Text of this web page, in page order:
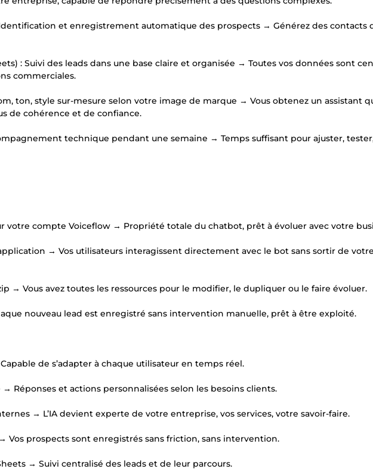
et enregistrement automatique des prospects → Générez des contacts
: Suivi des leads dans une base claire et organisée → Toutes vos données sont
commerciales.
ton, style sur-mesure selon votre image de marque → Vous obtenez un assistant
de cohérence et de confiance.
technique pendant une semaine → Temps suffisant pour ajuster,
votre compte Voiceflow → Propriété totale du chatbot, prêt à évoluer avec votre
→ Vos utilisateurs interagissent directement avec le bot sans sortir de votre
→ Vous avez toutes les ressources pour le modifier, le dupliquer ou le faire évoluer.
nouveau lead est enregistré sans intervention manuelle, prêt à être exploité.
de s’adapter à chaque utilisateur en temps réel.
Réponses et actions personnalisées selon les besoins clients.
→ L’IA devient experte de votre entreprise, vos services, votre savoir-faire.
Vos prospects sont enregistrés sans friction, sans intervention.
→ Suivi centralisé des leads et de leur parcours.